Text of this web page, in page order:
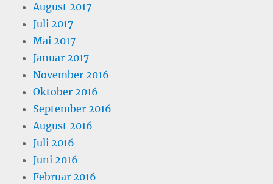
August 2017
Juli 2017
Mai 2017
Januar 2017
November 2016
Oktober 2016
September 2016
August 2016
Juli 2016
Juni 2016
Februar 2016